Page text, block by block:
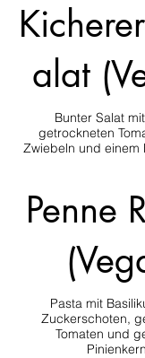
alat
Bunter Salat
getrockneten
Zwiebeln und einem
Penne
Pasta mit
Zuckerschoten,
Tomaten und